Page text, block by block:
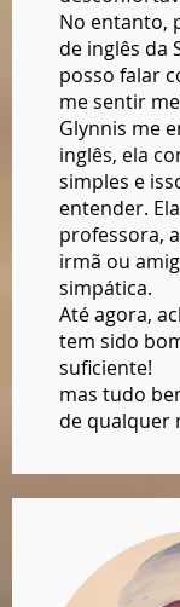
No entanto,
de inglês da
posso falar
me sentir
Glynnis me
inglês, ela
simples e
entender.
professora,
irmã ou
simpática.
Até agora,
tem sido
suficiente!
mas tudo
de qualquer